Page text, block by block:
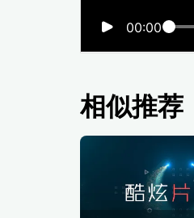
00:00
相似推荐